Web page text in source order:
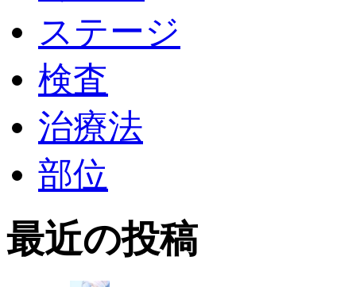
ステージ
検査
治療法
部位
最近の投稿